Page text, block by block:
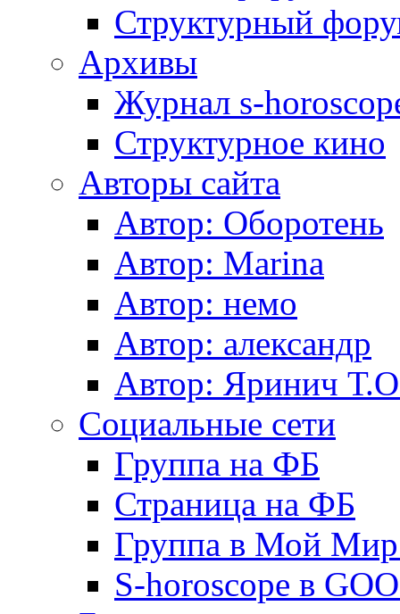
Структурный
Архивы
Журнал s-
Структурное кино
Авторы сайта
Автор: Оборотень
Автор: Marina
Автор: немo
Автор: александр
Автор: Яринич
Социальные сети
Группа на ФБ
Страница на ФБ
Группа в Мой
S-horoscope в